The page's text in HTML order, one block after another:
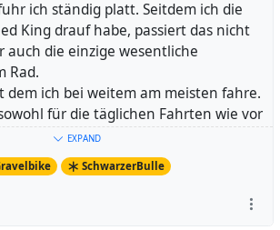
gefahren bin, habe ich mit meinem
mal genau darüber
veröffentliche ich hier
Rennradfahren?
eine Sportart ist, bei der
Fahrrad fährt, das speziell für die Straße
Rennräder haben in der Regel leichte
ich ständig platt. Seitdem ich die
King drauf habe, passiert das nicht
auch die einzige wesentliche
Rad.
dem ich bei weitem am meisten fahre.
für die täglichen Fahrten wie vor
längeren Fahrten, bei denen ich etwas
Ich hatte es mit auf der
der Donau, fuhr mein erstes 24
in Kelheim damit und machte neulich
EXPAND
SchwarzerBulle